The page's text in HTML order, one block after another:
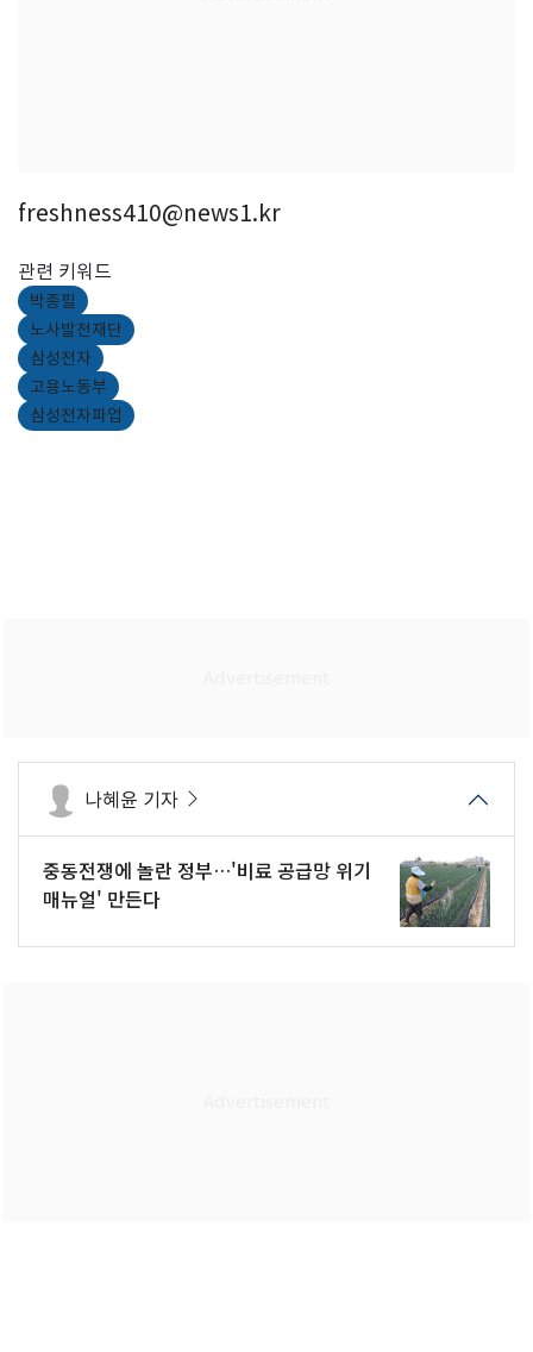
freshness410@news1.kr
관련 키워드
박종필
노사발전재단
삼성전자
고용노동부
삼성전자파업
나혜윤 기자
중동전쟁에 놀란 정부…'비료 공급망 위기
매뉴얼' 만든다